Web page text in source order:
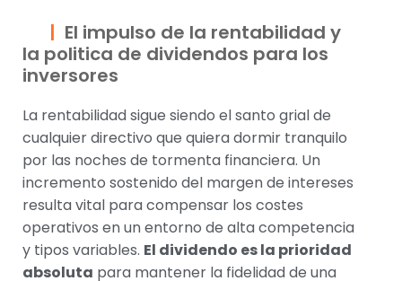
El impulso de la rentabilidad y
la politica de dividendos para los
inversores
La rentabilidad sigue siendo el santo grial de
cualquier directivo que quiera dormir tranquilo
por las noches de tormenta financiera. Un
incremento sostenido del margen de intereses
resulta vital para compensar los costes
operativos en un entorno de alta competencia
y tipos variables. El dividendo es la prioridad
absoluta para mantener la fidelidad de una